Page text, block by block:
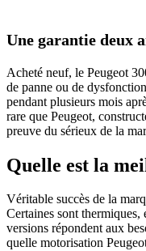
Une garantie deux
Acheté neuf, le Peugeot
de panne ou de
pendant plusieurs mois
rare que Peugeot,
preuve du sérieux de la
Quelle est la
Véritable succès de la
Certaines sont thermiques,
versions répondent aux
quelle motorisation